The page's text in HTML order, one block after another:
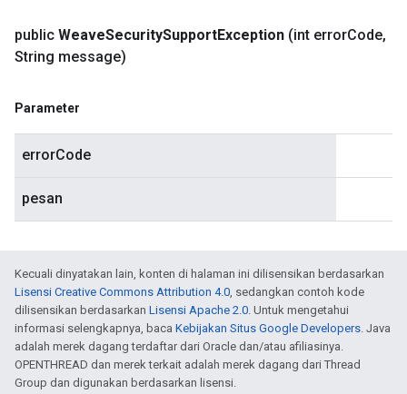
public WeaveSecuritySupportException (int errorCode,
String message)
Parameter
errorCode
pesan
Kecuali dinyatakan lain, konten di halaman ini dilisensikan berdasarkan
Lisensi Creative Commons Attribution 4.0, sedangkan contoh kode
dilisensikan berdasarkan Lisensi Apache 2.0. Untuk mengetahui
informasi selengkapnya, baca Kebijakan Situs Google Developers. Java
adalah merek dagang terdaftar dari Oracle dan/atau afiliasinya.
OPENTHREAD dan merek terkait adalah merek dagang dari Thread
Group dan digunakan berdasarkan lisensi.